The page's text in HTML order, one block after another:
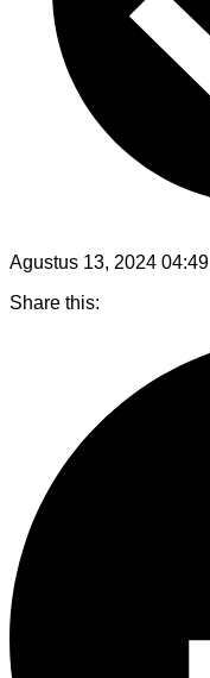
Agustus 13, 2024 04:49
Share this: